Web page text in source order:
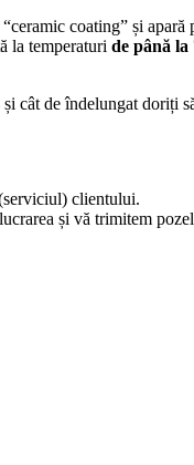
coating” și
la temperaturi de până la
cât de îndelungat doriți
clientului.
și vă trimitem